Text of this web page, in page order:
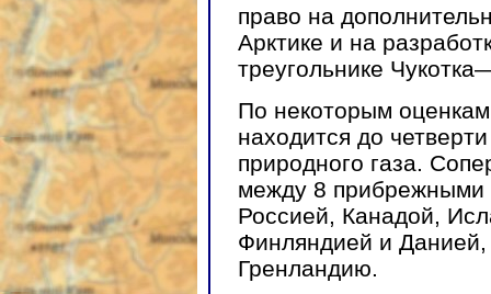
право на
Арктике и на
треугольнике
По некоторым
находится до
природного газа.
между 8
Россией, Канадой,
Финляндией и Данией,
Гренландию.